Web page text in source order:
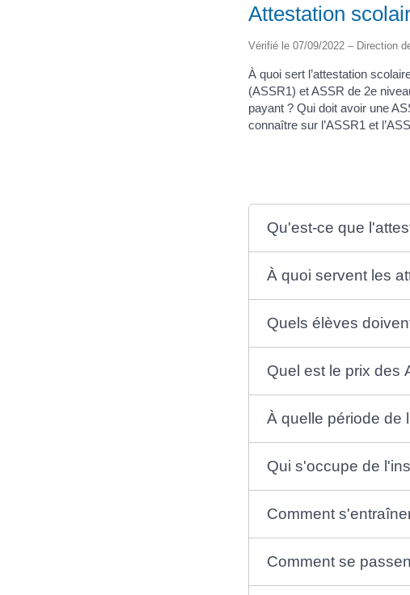
Attestation
Vérifié le 07/09/2022 – Direction
À quoi sert l’attestation
(ASSR1) et ASSR de 2e
payant ? Qui doit avoir une
connaître sur l’ASSR1 et
Qu'est-ce que
À quoi servent les
Quels élèves
Quel est le prix des
À quelle période de
Qui s'occupe de
Comment
Comment se